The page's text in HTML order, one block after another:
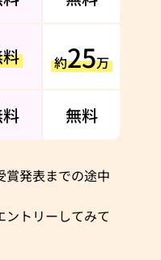
約25万
無料
賞発表までの途中
ントリーしてみて